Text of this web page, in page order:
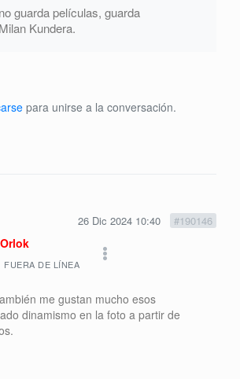
guarda películas, guarda
Kundera.
para unirse a la conversación.
26 Dic 2024 10:40 #190146
FUERA DE LÍNEA
me gustan mucho esos
dinamismo en la foto a partir de